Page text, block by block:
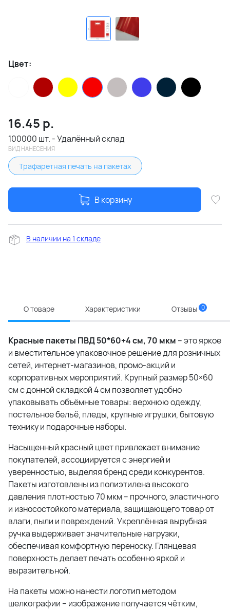
Цвет:
16.45 р.
100000 шт. - Удалённый склад
ВИД НАНЕСЕНИЯ
Трафаретная печать на пакетах
В корзину
В наличии на 1 складе
О товаре Характеристики Отзывы 0
Красные пакеты ПВД 50*60+4 см, 70 мкм – это яркое
и вместительное упаковочное решение для розничных
сетей, интернет-магазинов, промо-акций и
корпоративных мероприятий. Крупный размер 50×60
см с донной складкой 4 см позволяет удобно
упаковывать объёмные товары: верхнюю одежду,
постельное бельё, пледы, крупные игрушки, бытовую
технику и подарочные наборы.
Насыщенный красный цвет привлекает внимание
покупателей, ассоциируется с энергией и
уверенностью, выделяя бренд среди конкурентов.
Пакеты изготовлены из полиэтилена высокого
давления плотностью 70 мкм – прочного, эластичного
и износостойкого материала, защищающего товар от
влаги, пыли и повреждений. Укреплённая вырубная
ручка выдерживает значительные нагрузки,
обеспечивая комфортную переноску. Глянцевая
поверхность делает печать особенно яркой и
выразительной.
На пакеты можно нанести логотип методом
шелкографии – изображение получается чётким,